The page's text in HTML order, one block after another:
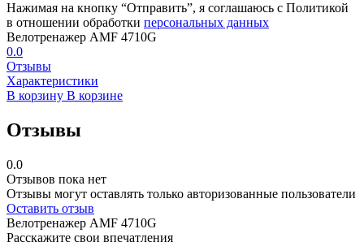
Нажимая на кнопку “Отправить”, я соглашаюсь с Политикой
в отношении обработки персональных данных
Велотренажер AMF 4710G
0.0
Отзывы
Характеристики
В корзину В корзине
Отзывы
0.0
Отзывов пока нет
Отзывы могут оставлять только авторизованные пользователи
Оставить отзыв
Велотренажер AMF 4710G
Расскажите свои впечатления